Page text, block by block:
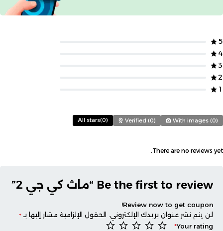
5
4
3
2
1
With images (0)
Verified (0)
All stars(0)
There are no reviews yet.
Be the first to review “ماث كي جي 2”
Review now to get coupon!
لن يتم نشر عنوان بريدك الإلكتروني.
الحقول الإلزامية مشار إليها بـ *
Your rating
*